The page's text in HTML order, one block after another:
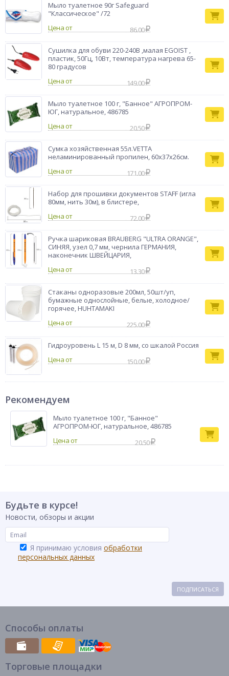
Мыло туалетное 90г Safeguard
"Классическое" /72
Цена от
86.00
Сушилка для обуви 220-240В ,малая EGOIST ,
пластик, 50Гц, 10Вт, температура нагрева 65-
80 градусов
Цена от
149.00
Мыло туалетное 100 г, "Банное" АГРОПРОМ-
ЮГ, натуральное, 486785
Цена от
20.50
Сумка хозяйственная 55л.VETTA
неламинированный пропилен, 60х37х26см.
Цена от
171.00
Набор для прошивки документов STAFF (игла
80мм, нить 30м), в блистере,
Цена от
72.00
Ручка шариковая BRAUBERG "ULTRA ORANGE",
СИНЯЯ, узел 0,7 мм, чернила ГЕРМАНИЯ,
наконечник ШВЕЙЦАРИЯ,
Цена от
13.30
Стаканы одноразовые 200мл, 50шт/уп,
бумажные однослойные, белые, холодное/
горячее, HUHTAMAKI
Цена от
225.00
Гидроуровень L 15 м, D 8 мм, со шкалой Россия
Цена от
150.00
Рекомендуем
Мыло туалетное 100 г, "Банное"
АГРОПРОМ-ЮГ, натуральное, 486785
20.50
Будьте в курсе!
Новости, обзоры и акции
Я принимаю условия обработки
персональных данных
ПОДПИСАТЬСЯ
Способы оплаты
Торговые площадки